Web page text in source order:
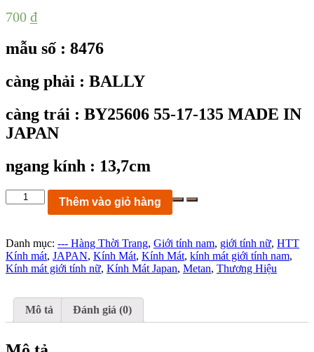
700 ₫
mẫu số : 8476
càng phải : BALLY
càng trái : BY25606 55-17-135 MADE IN
JAPAN
ngang kính : 13,7cm
KC8476:
Kính
BY25606
size
55-
135
MADE
IN
ngang
Thêm vào giỏ hàng
Danh mục: --- Hàng Thời Trang, Giới tính nam, giới tính nữ, HTT
Kính mát, JAPAN, Kính Mát, Kính Mát, kính mát giới tính nam,
Kính mát giới tính nữ, Kính Mát Japan, Metan, Thương Hiệu
Mô tả Đánh giá (0)